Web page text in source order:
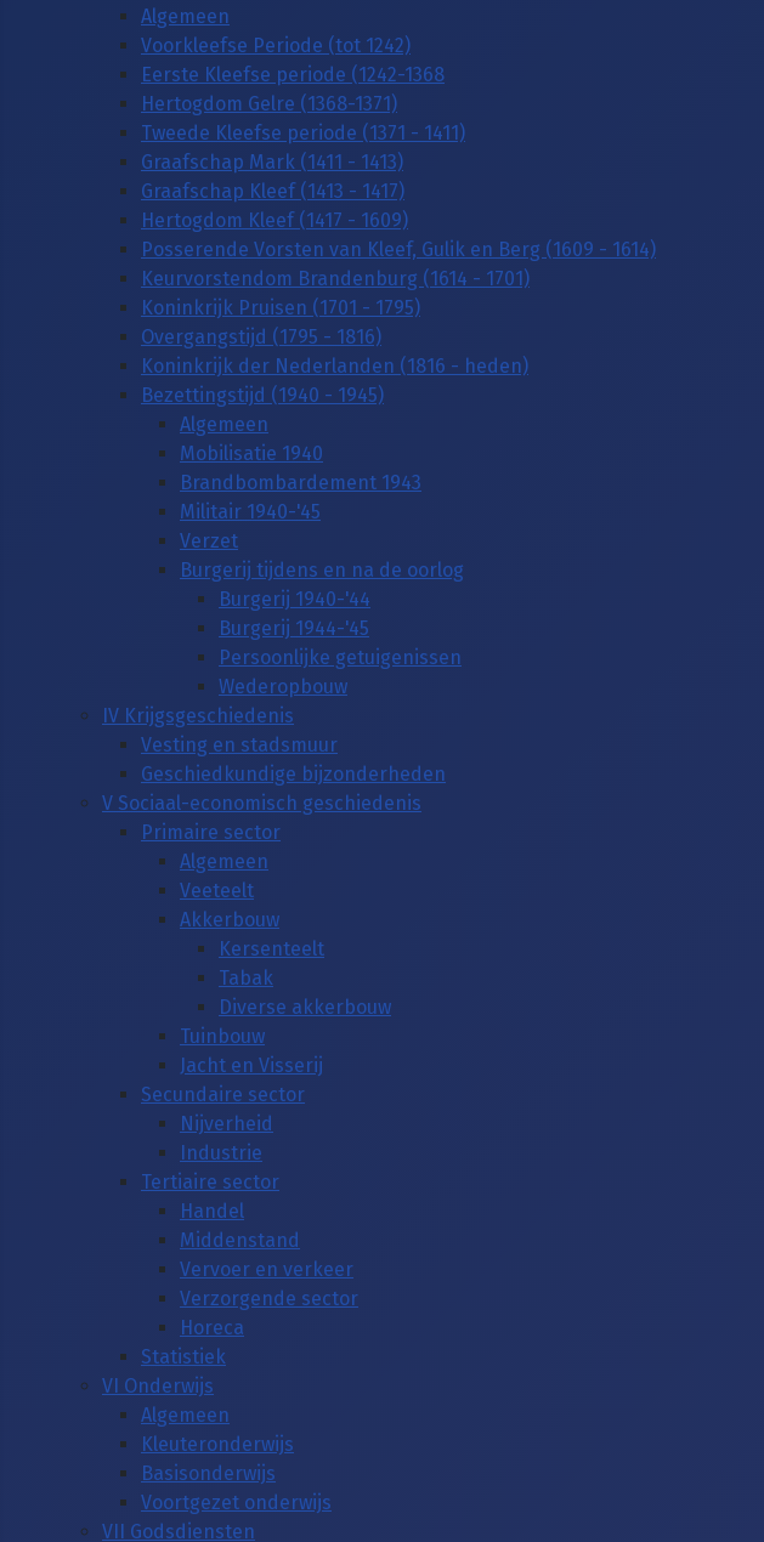
Algemeen
Voorkleefse Periode (tot 1242)
Eerste Kleefse periode (1242-1368
Hertogdom Gelre (1368-1371)
Tweede Kleefse periode (1371 - 1411)
Graafschap Mark (1411 - 1413)
Graafschap Kleef (1413 - 1417)
Hertogdom Kleef (1417 - 1609)
Posserende Vorsten van Kleef, Gulik en Berg (1609 - 1614)
Keurvorstendom Brandenburg (1614 - 1701)
Koninkrijk Pruisen (1701 - 1795)
Overgangstijd (1795 - 1816)
Koninkrijk der Nederlanden (1816 - heden)
Bezettingstijd (1940 - 1945)
Algemeen
Mobilisatie 1940
Brandbombardement 1943
Militair 1940-'45
Verzet
Burgerij tijdens en na de oorlog
Burgerij 1940-'44
Burgerij 1944-'45
Persoonlijke getuigenissen
Wederopbouw
IV Krijgsgeschiedenis
Vesting en stadsmuur
Geschiedkundige bijzonderheden
V Sociaal-economisch geschiedenis
Primaire sector
Algemeen
Veeteelt
Akkerbouw
Kersenteelt
Tabak
Diverse akkerbouw
Tuinbouw
Jacht en Visserij
Secundaire sector
Nijverheid
Industrie
Tertiaire sector
Handel
Middenstand
Vervoer en verkeer
Verzorgende sector
Horeca
Statistiek
VI Onderwijs
Algemeen
Kleuteronderwijs
Basisonderwijs
Voortgezet onderwijs
VII Godsdiensten